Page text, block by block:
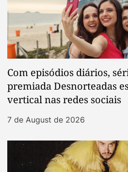
Com episódios diários,
premiada Desnorteadas
vertical nas redes sociais
7 de August de 2026